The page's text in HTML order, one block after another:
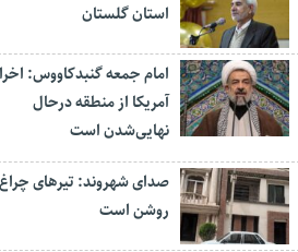
استان گلستان
امام جمعه گنبدکاووس:
آمریکا از منطقه درحال
نهایی‌شدن است
صدای شهروند: تیرهای
روشن است